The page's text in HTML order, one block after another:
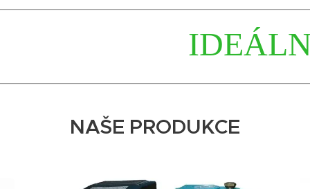
IDEÁLNÍ
NAŠE PRODUKCE